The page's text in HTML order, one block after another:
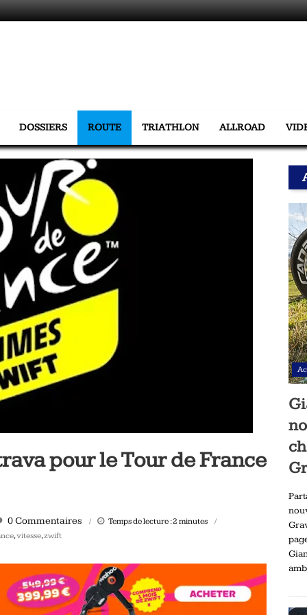
DOSSIERS ROUTE TRIATHLON ALLROAD
pour le Tour de France
0 Commentaires Temps de lecture :2 minutes
,vitesse,zwift